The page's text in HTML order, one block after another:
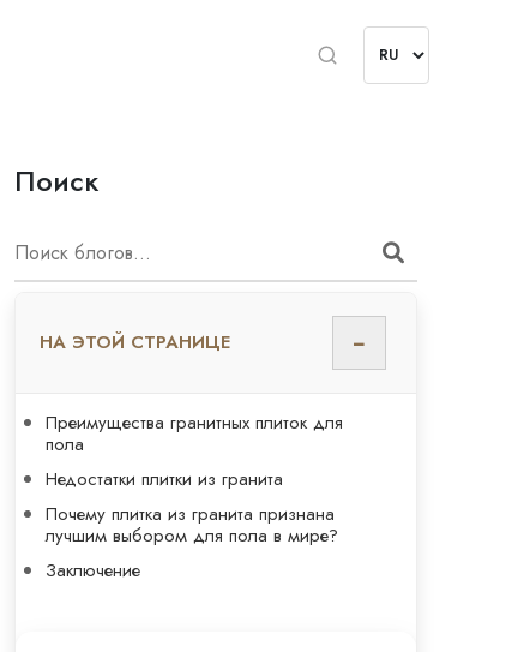
Поиск
НА ЭТОЙ СТРАНИЦЕ −
Преимущества гранитных плиток для
пола
Недостатки плитки из гранита
Почему плитка из гранита признана
лучшим выбором для пола в мире?
Заключение